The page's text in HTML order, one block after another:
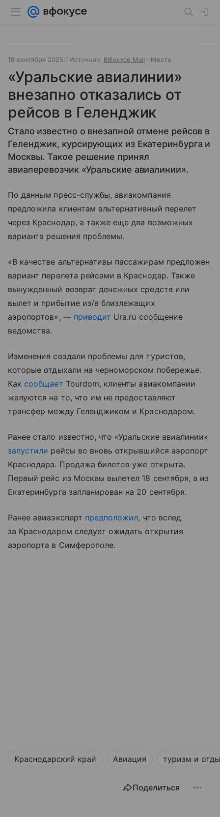
18 сентября 2025 Источник: ВФокусе Mail Места
«Уральские авиалинии»
внезапно отказались от
рейсов в Геленджик
Стало известно о внезапной отмене рейсов в
Геленджик, курсирующих из Екатеринбурга и
Москвы. Такое решение принял
авиаперевозчик «Уральские авиалинии».
По данным пресс-службы, авиакомпания
предложила клиентам альтернативный перелет
через Краснодар, а также еще два возможных
варианта решения проблемы.
«В качестве альтернативы пассажирам предложен
вариант перелета рейсами в Краснодар. Также
вынужденный возврат денежных средств или
вылет и прибытие из/в близлежащих
аэропортов», — приводит Ura.ru сообщение
ведомства.
Изменения создали проблемы для туристов,
которые отдыхали на черноморском побережье.
Как сообщает Tourdom, клиенты авиакомпании
жалуются на то, что им не предоставляют
трансфер между Геленджиком и Краснодаром.
Ранее стало известно, что «Уральские авиалинии»
запустили рейсы во вновь открывшийся аэропорт
Краснодара. Продажа билетов уже открыта.
Первый рейс из Москвы вылетел 18 сентября, а из
Екатеринбурга запланирован на 20 сентября.
Ранее авиаэксперт предположил, что вслед
за Краснодаром следует ожидать открытия
аэропорта в Симферополе.
Краснодарский край Авиация туризм и
Поделиться